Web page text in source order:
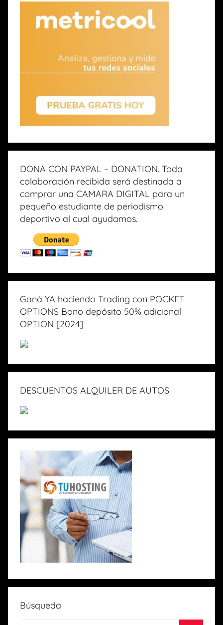
DONA CON PAYPAL – DONATION. Toda
colaboración recibida será destinada a
comprar una CAMARA DIGITAL para un
pequeño estudiante de periodismo
deportivo al cual ayudamos.
Ganá YA haciendo Trading con POCKET
OPTIONS Bono depósito 50% adicional
OPTION [2024]
DESCUENTOS ALQUILER DE AUTOS
Búsqueda